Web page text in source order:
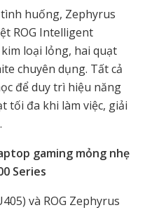
huống, Zephyrus
ROG Intelligent
loại lỏng, hai quạt
chuyên dụng. Tất cả
để duy trì hiệu năng
tối đa khi làm việc, giải
gaming mỏng nhẹ
Series
và ROG Zephyrus